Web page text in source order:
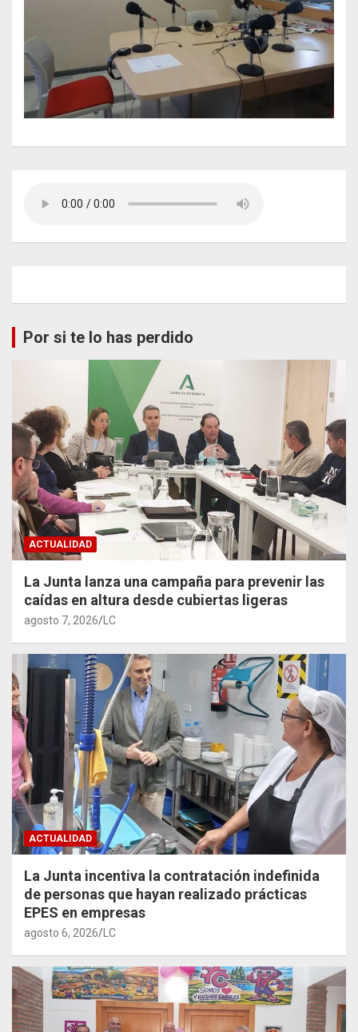
Por si te lo has perdido
ACTUALIDAD
La Junta lanza una campaña para prevenir las
caídas en altura desde cubiertas ligeras
agosto 7, 2026 LC
ACTUALIDAD
La Junta incentiva la contratación indefinida
de personas que hayan realizado prácticas
EPES en empresas
agosto 6, 2026 LC